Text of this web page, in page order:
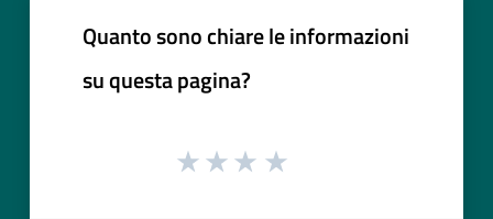
Quanto sono chiare le informazioni
su questa pagina?